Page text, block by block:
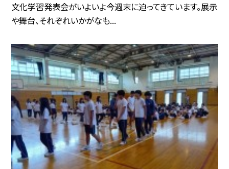
文化学習発表会がいよいよ今週末に迫ってきています。展示
や舞台、それぞれいかがなも...